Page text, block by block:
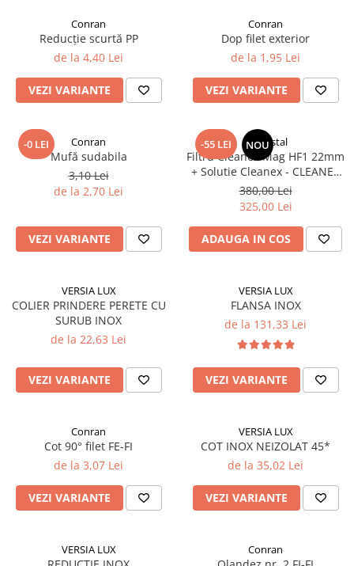
Conran
Reducție scurtă PP
de la 4,40 Lei
VEZI VARIANTE
Conran
Dop filet exterior
de la 1,95 Lei
VEZI VARIANTE
-0 LEI Conran
Mufă sudabila
3,10 Lei
de la 2,70 Lei
VEZI VARIANTE
-55 LEI NOU
Chemstal
Filtru Cleanex Mag HF1 22mm
+ Solutie Cleanex - CLEANEX
MAG PACK
380,00 Lei
325,00 Lei
ADAUGA IN COS
VERSIA LUX
COLIER PRINDERE PERETE CU
SURUB INOX
de la 22,63 Lei
VEZI VARIANTE
VERSIA LUX
FLANSA INOX
de la 131,33 Lei
VEZI VARIANTE
Conran
Cot 90° filet FE-FI
de la 3,07 Lei
VEZI VARIANTE
VERSIA LUX
COT INOX NEIZOLAT 45*
de la 35,02 Lei
VEZI VARIANTE
VERSIA LUX Conran